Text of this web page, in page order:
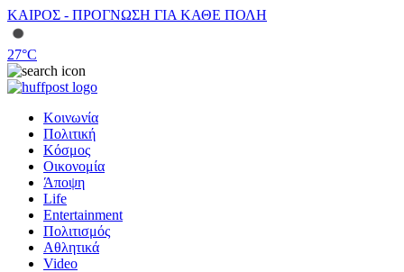
ΚΑΙΡΟΣ - ΠΡΟΓΝΩΣΗ ΓΙΑ ΚΑΘΕ ΠΟΛΗ
27°C
Κοινωνία
Πολιτική
Κόσμος
Οικονομία
Άποψη
Life
Entertainment
Πολιτισμός
Αθλητικά
Video